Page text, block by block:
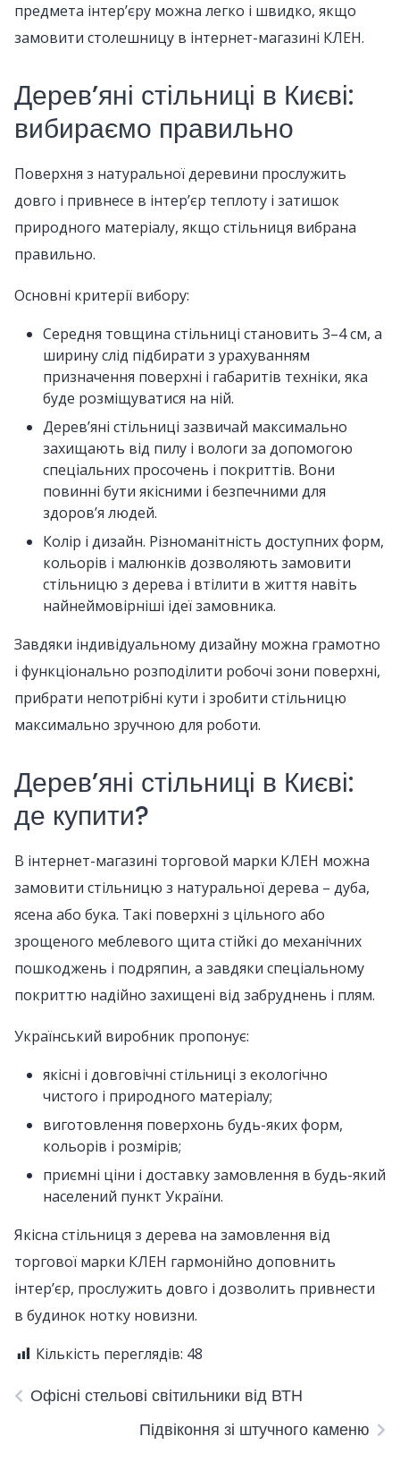
предмета інтер’єру можна легко і швидко, якщо
замовити столешницу в інтернет-магазині КЛЕН.
Дерев’яні стільниці в Києві:
вибираємо правильно
Поверхня з натуральної деревини прослужить
довго і привнесе в інтер’єр теплоту і затишок
природного матеріалу, якщо стільниця вибрана
правильно.
Основні критерії вибору:
Середня товщина стільниці становить 3–4 см, а
ширину слід підбирати з урахуванням
призначення поверхні і габаритів техніки, яка
буде розміщуватися на ній.
Дерев’яні стільниці зазвичай максимально
захищають від пилу і вологи за допомогою
спеціальних просочень і покриттів. Вони
повинні бути якісними і безпечними для
здоров’я людей.
Колір і дизайн. Різноманітність доступних форм,
кольорів і малюнків дозволяють замовити
стільницю з дерева і втілити в життя навіть
найнеймовірніші ідеї замовника.
Завдяки індивідуальному дизайну можна грамотно
і функціонально розподілити робочі зони поверхні,
прибрати непотрібні кути і зробити стільницю
максимально зручною для роботи.
Дерев’яні стільниці в Києві:
де купити?
В інтернет-магазині торговой марки КЛЕН можна
замовити стільницю з натуральної дерева – дуба,
ясена або бука. Такі поверхні з цільного або
зрощеного меблевого щита стійкі до механічних
пошкоджень і подряпин, а завдяки спеціальному
покриттю надійно захищені від забруднень і плям.
Український виробник пропонує:
якісні і довговічні стільниці з екологічно
чистого і природного матеріалу;
виготовлення поверхонь будь-яких форм,
кольорів і розмірів;
приємні ціни і доставку замовлення в будь-який
населений пункт України.
Якісна стільниця з дерева на замовлення від
торгової марки КЛЕН гармонійно доповнить
інтер’єр, прослужить довго і дозволить привнести
в будинок нотку новизни.
Кількість переглядів: 48
Офісні стельові світильники від ВТН
Підвіконня зі штучного каменю